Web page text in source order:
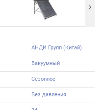
АНДИ Групп (Китай)
Вакуумный
Сезонное
Без давления